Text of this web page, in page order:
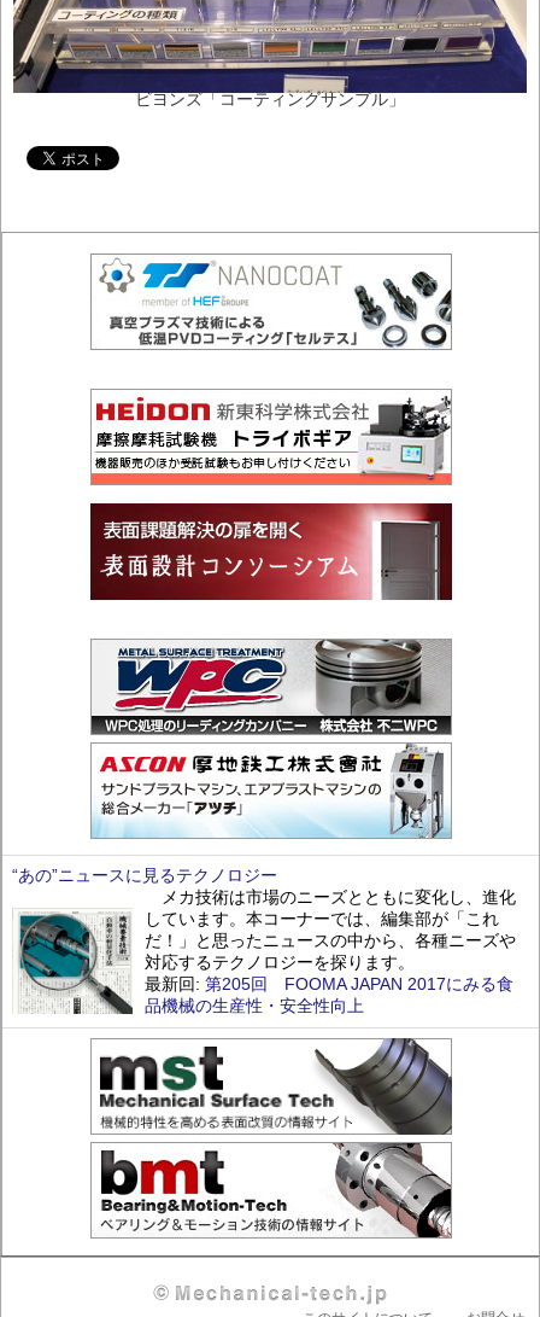
ビヨンズ「コーティングサンプル」
“あの”ニュースに見るテクノロジー
メカ技術は市場のニーズとともに変化し、進化
しています。本コーナーでは、編集部が「これ
だ！」と思ったニュースの中から、各種ニーズや
対応するテクノロジーを探ります。
最新回: 第205回 FOOMA JAPAN 2017にみる食
品機械の生産性・安全性向上